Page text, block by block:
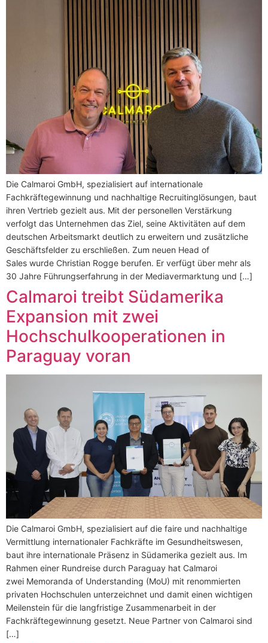
Die Calmaroi GmbH, spezialisiert auf internationale
Fachkräftegewinnung und nachhaltige Recruitinglösungen, baut
ihren Vertrieb gezielt aus. Mit der personellen Verstärkung
verfolgt das Unternehmen das Ziel, seine Aktivitäten auf dem
deutschen Arbeitsmarkt deutlich zu erweitern und zusätzliche
Geschäftsfelder zu erschließen. Zum neuen Head of
Sales wurde Christian Rogge berufen. Er verfügt über mehr als
30 Jahre Führungserfahrung in der Mediavermarktung und […]
Calmaroi treibt Südamerika
Expansion mit zwei
Hochschulkooperationen in
Paraguay voran
Die Calmaroi GmbH, spezialisiert auf die faire und nachhaltige
Vermittlung internationaler Fachkräfte im Gesundheitswesen,
baut ihre internationale Präsenz in Südamerika gezielt aus. Im
Rahmen einer Rundreise durch Paraguay hat Calmaroi
zwei Memoranda of Understanding (MoU) mit renommierten
privaten Hochschulen unterzeichnet und damit einen wichtigen
Meilenstein für die langfristige Zusammenarbeit in der
Fachkräftegewinnung gesetzt. Neue Partner von Calmaroi sind
[…]